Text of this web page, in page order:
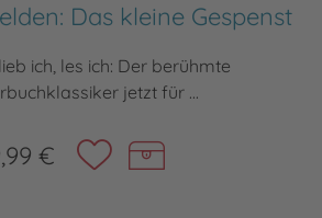
Das kleine Gespenst
ich, les ich: Der berühmte
jetzt für ...
€